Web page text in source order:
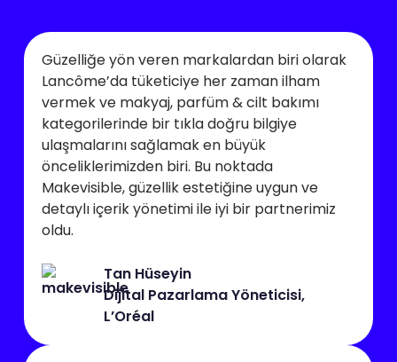
Güzelliğe yön veren markalardan biri olarak
Lancôme’da tüketiciye her zaman ilham
vermek ve makyaj, parfüm & cilt bakımı
kategorilerinde bir tıkla doğru bilgiye
ulaşmalarını sağlamak en büyük
önceliklerimizden biri. Bu noktada
Makevisible, güzellik estetiğine uygun ve
detaylı içerik yönetimi ile iyi bir partnerimiz
oldu.
Tan Hüseyin
Dijital Pazarlama Yöneticisi,
L’Oréal